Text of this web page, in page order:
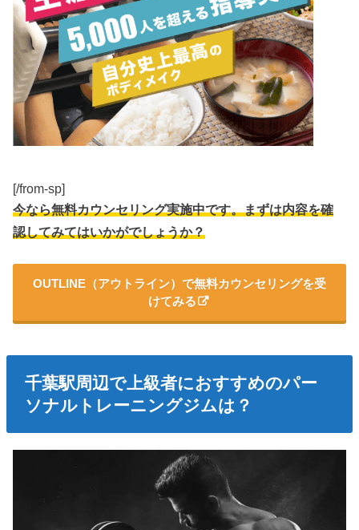
[/from-sp]
今なら無料カウンセリング実施中です。まずは内容を確
認してみてはいかがでしょうか？
OUTLINE（アウトライン）で無料カウンセリングを受
けてみる
千葉駅周辺で上級者におすすめのパー
ソナルトレーニングジムは？